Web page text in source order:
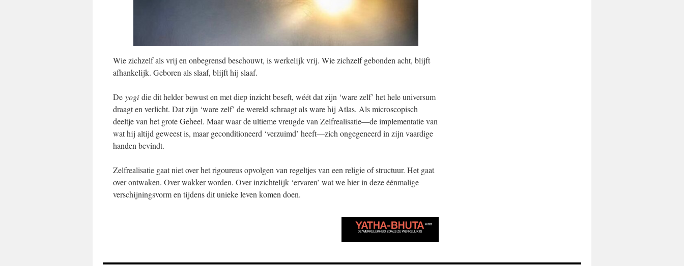
Wie zichzelf als vrij en onbegrensd beschouwt, is werkelijk vrij. Wie zichzelf gebonden acht, blijft
afhankelijk. Geboren als slaaf, blijft hij slaaf.
De yogidie dit helder bewust en met diep inzicht beseft, wéét dat zijn ‘ware zelf’ het hele universum
draagt en verlicht. Dat zijn ‘ware zelf’ de wereld schraagt als ware hij Atlas. Als microscopisch
deeltje van het grote Geheel. Maar waar de ultieme vreugde van Zelfrealisatie—de implementatie van
wat hij altijd geweest is, maar geconditioneerd ‘verzuimd’ heeft—zich ongegeneerd in zijn vaardige
handen bevindt.
Zelfrealisatie gaat niet over het rigoureus opvolgen van regeltjes van een religie of structuur. Het gaat
over ontwaken. Over wakker worden. Over inzichtelijk ‘ervaren’ wat we hier in deze éénmalige
verschijningsvorm en tijdens dit unieke leven komen doen.